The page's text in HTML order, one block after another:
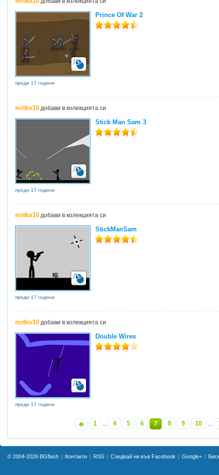
Prince Of War 2
преди 17 години
mitko10 добави в колекцията си
Stick Man Sam 3
преди 17 години
mitko10 добави в колекцията си
StickManSam
преди 17 години
mitko10 добави в колекцията си
Double Wires
преди 17 години
1 ... 4 5 6 7 8 9 10 ...
© 2004-2026 BGflash Контакти RSS Следвай ни във Facebook Google+